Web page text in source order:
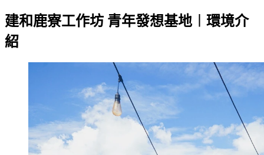
建和鹿寮工作坊 青年發想基地︱環境介
紹